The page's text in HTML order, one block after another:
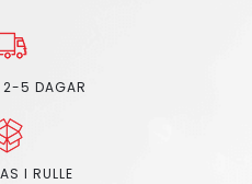
2-5 DAGAR
I RULLE